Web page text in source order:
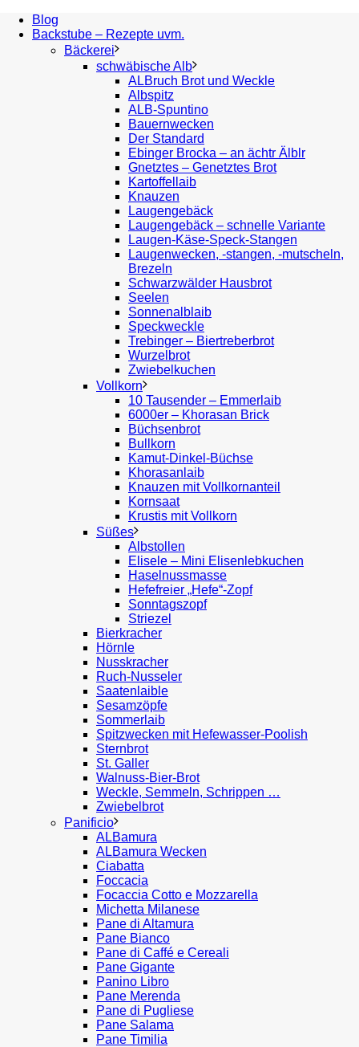
Blog
Backstube – Rezepte uvm.
Bäckerei
schwäbische Alb
ALBruch Brot und Weckle
Albspitz
ALB-Spuntino
Bauernwecken
Der Standard
Ebinger Brocka – an ächtr Älblr
Gnetztes – Genetztes Brot
Kartoffellaib
Knauzen
Laugengebäck
Laugengebäck – schnelle Variante
Laugen-Käse-Speck-Stangen
Laugenwecken, -stangen, -mutscheln,
Brezeln
Schwarzwälder Hausbrot
Seelen
Sonnenalblaib
Speckweckle
Trebinger – Biertreberbrot
Wurzelbrot
Zwiebelkuchen
Vollkorn
10 Tausender – Emmerlaib
6000er – Khorasan Brick
Büchsenbrot
Bullkorn
Kamut-Dinkel-Büchse
Khorasanlaib
Knauzen mit Vollkornanteil
Kornsaat
Krustis mit Vollkorn
Süßes
Albstollen
Elisele – Mini Elisenlebkuchen
Haselnussmasse
Hefefreier „Hefe“-Zopf
Sonntagszopf
Striezel
Bierkracher
Hörnle
Nusskracher
Ruch-Nusseler
Saatenlaible
Sesamzöpfe
Sommerlaib
Spitzwecken mit Hefewasser-Poolish
Sternbrot
St. Galler
Walnuss-Bier-Brot
Weckle, Semmeln, Schrippen …
Zwiebelbrot
Panificio
ALBamura
ALBamura Wecken
Ciabatta
Foccacia
Focaccia Cotto e Mozzarella
Michetta Milanese
Pane di Altamura
Pane Bianco
Pane di Caffé e Cereali
Pane Gigante
Panino Libro
Pane Merenda
Pane di Pugliese
Pane Salama
Pane Timilia